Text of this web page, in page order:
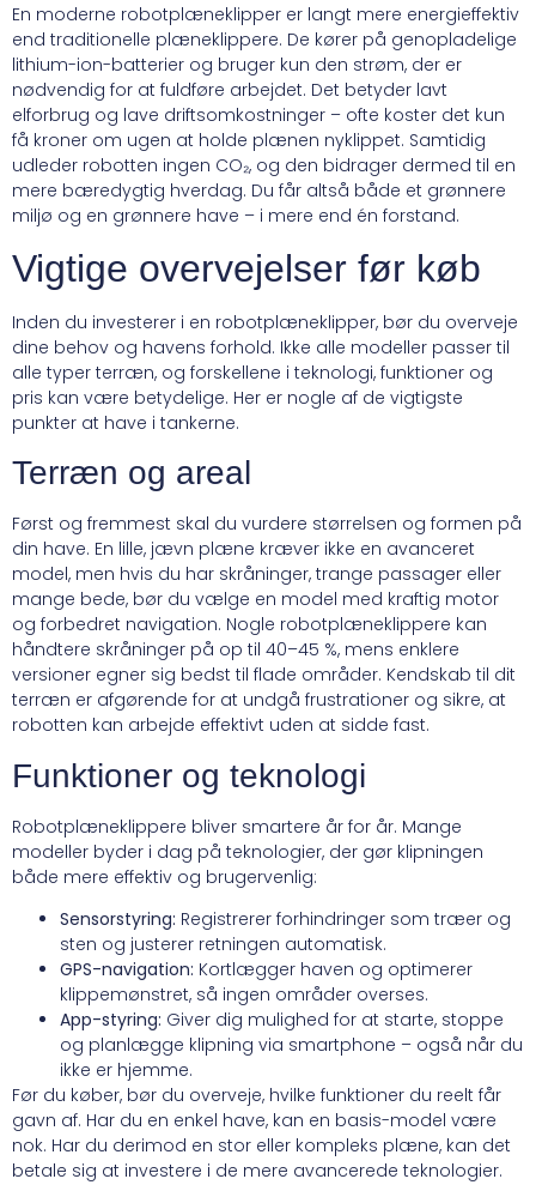
En moderne robotplæneklipper er langt mere energieffektiv
end traditionelle plæneklippere. De kører på genopladelige
lithium-ion-batterier og bruger kun den strøm, der er
nødvendig for at fuldføre arbejdet. Det betyder lavt
elforbrug og lave driftsomkostninger – ofte koster det kun
få kroner om ugen at holde plænen nyklippet. Samtidig
udleder robotten ingen CO₂, og den bidrager dermed til en
mere bæredygtig hverdag. Du får altså både et grønnere
miljø og en grønnere have – i mere end én forstand.
Vigtige overvejelser før køb
Inden du investerer i en robotplæneklipper, bør du overveje
dine behov og havens forhold. Ikke alle modeller passer til
alle typer terræn, og forskellene i teknologi, funktioner og
pris kan være betydelige. Her er nogle af de vigtigste
punkter at have i tankerne.
Terræn og areal
Først og fremmest skal du vurdere størrelsen og formen på
din have. En lille, jævn plæne kræver ikke en avanceret
model, men hvis du har skråninger, trange passager eller
mange bede, bør du vælge en model med kraftig motor
og forbedret navigation. Nogle robotplæneklippere kan
håndtere skråninger på op til 40–45 %, mens enklere
versioner egner sig bedst til flade områder. Kendskab til dit
terræn er afgørende for at undgå frustrationer og sikre, at
robotten kan arbejde effektivt uden at sidde fast.
Funktioner og teknologi
Robotplæneklippere bliver smartere år for år. Mange
modeller byder i dag på teknologier, der gør klipningen
både mere effektiv og brugervenlig:
Sensorstyring: Registrerer forhindringer som træer og
sten og justerer retningen automatisk.
GPS-navigation: Kortlægger haven og optimerer
klippemønstret, så ingen områder overses.
App-styring: Giver dig mulighed for at starte, stoppe
og planlægge klipning via smartphone – også når du
ikke er hjemme.
Før du køber, bør du overveje, hvilke funktioner du reelt får
gavn af. Har du en enkel have, kan en basis-model være
nok. Har du derimod en stor eller kompleks plæne, kan det
betale sig at investere i de mere avancerede teknologier.